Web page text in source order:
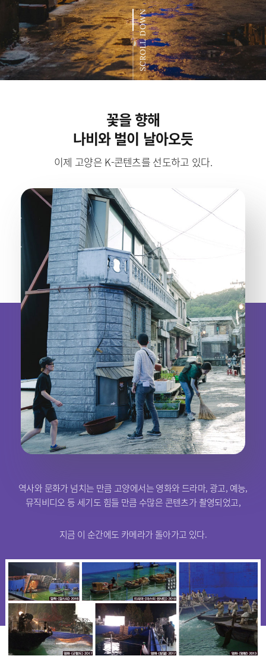
SCROLL DOWN
꽃을 향해
나비와 벌이 날아오듯
이제 고양은 K-콘텐츠를 선도하고 있다.
역사와 문화가 넘치는 만큼 고양에서는 영화와 드라마, 광고, 예능,
뮤직비디오 등 세기도 힘들 만큼 수많은 콘텐츠가 촬영되었고,
지금 이 순간에도 카메라가 돌아가고 있다.